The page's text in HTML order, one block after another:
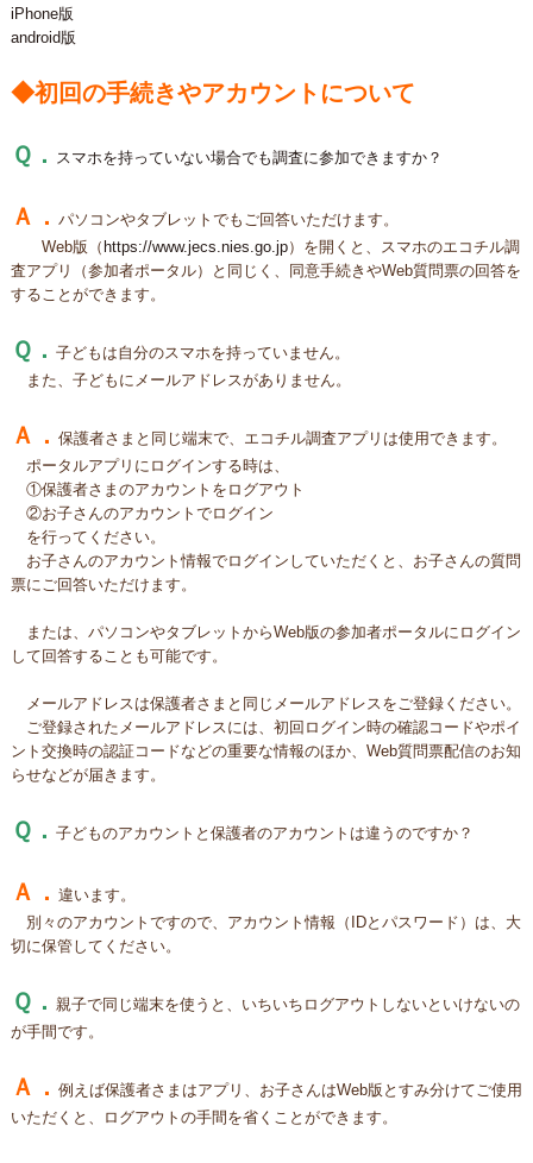
iPhone版
android版
◆初回の手続きやアカウントについて
Ｑ． スマホを持っていない場合でも調査に参加できますか？
Ａ． パソコンやタブレットでもご回答いただけます。
Web版（ https://www.jecs.nies.go.jp）を開くと、スマホのエコチル調
査アプリ（参加者ポータル）と同じく、同意手続きやWeb質問票の回答を
することができます。
Ｑ． 子どもは自分のスマホを持っていません。
また、子どもにメールアドレスがありません。
Ａ． 保護者さまと同じ端末で、エコチル調査アプリは使用できます。
ポータルアプリにログインする時は、
①保護者さまのアカウントをログアウト
②お子さんのアカウントでログイン
を行ってください。
お子さんのアカウント情報でログインしていただくと、お子さんの質問
票にご回答いただけます。
または、パソコンやタブレットからWeb版の参加者ポータルにログイン
して回答することも可能です。
メールアドレスは保護者さまと同じメールアドレスをご登録ください。
ご登録されたメールアドレスには、初回ログイン時の確認コードやポイ
ント交換時の認証コードなどの重要な情報のほか、Web質問票配信のお知
らせなどが届きます。
Ｑ． 子どものアカウントと保護者のアカウントは違うのですか？
Ａ． 違います。
別々のアカウントですので、アカウント情報（IDとパスワード）は、大
切に保管してください。
Ｑ． 親子で同じ端末を使うと、いちいちログアウトしないといけないの
が手間です。
Ａ． 例えば保護者さまはアプリ、お子さんはWeb版とすみ分けてご使用
いただくと、ログアウトの手間を省くことができます。